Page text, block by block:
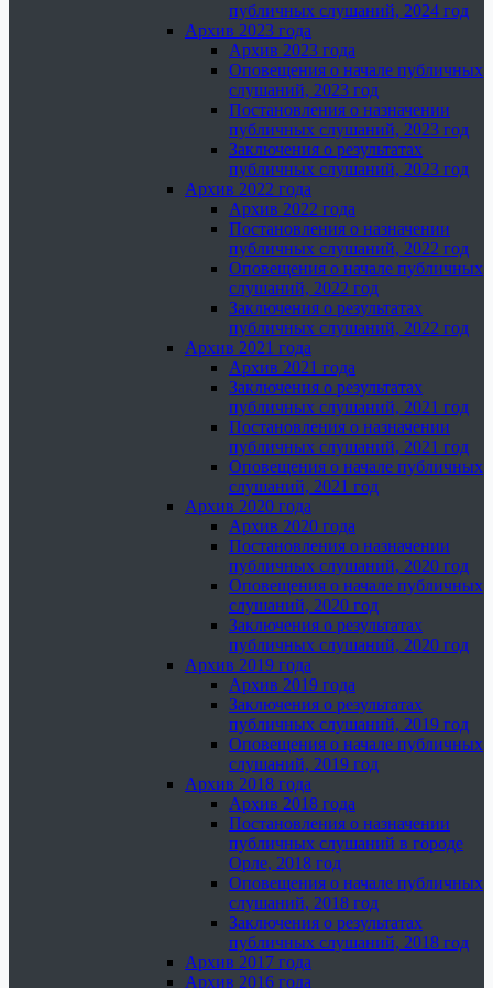
публичных слушаний, 2024 год
Архив 2023 года
Архив 2023 года
Оповещения о начале публичных
слушаний, 2023 год
Постановления о назначении
публичных слушаний, 2023 год
Заключения о результатах
публичных слушаний, 2023 год
Архив 2022 года
Архив 2022 года
Постановления о назначении
публичных слушаний, 2022 год
Оповещения о начале публичных
слушаний, 2022 год
Заключения о результатах
публичных слушаний, 2022 год
Архив 2021 года
Архив 2021 года
Заключения о результатах
публичных слушаний, 2021 год
Постановления о назначении
публичных слушаний, 2021 год
Оповещения о начале публичных
слушаний, 2021 год
Архив 2020 года
Архив 2020 года
Постановления о назначении
публичных слушаний, 2020 год
Оповещения о начале публичных
слушаний, 2020 год
Заключения о результатах
публичных слушаний, 2020 год
Архив 2019 года
Архив 2019 года
Заключения о результатах
публичных слушаний, 2019 год
Оповещения о начале публичных
слушаний, 2019 год
Архив 2018 года
Архив 2018 года
Постановления о назначении
публичных слушаний в городе
Орле, 2018 год
Оповещения о начале публичных
слушаний, 2018 год
Заключения о результатах
публичных слушаний, 2018 год
Архив 2017 года
Архив 2016 года